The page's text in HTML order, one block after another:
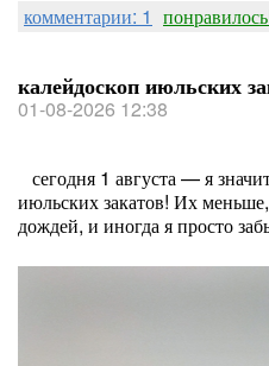
комментарии: 1
калейдоскоп июльских
01-08-2026 12:38
сегодня 1 августа — я
июльских закатов! Их
дождей, и иногда я просто